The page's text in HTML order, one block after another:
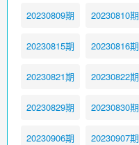
20230809期 20230810期
20230815期 20230816期
20230821期 20230822期
20230829期 20230830期
20230906期 20230907期